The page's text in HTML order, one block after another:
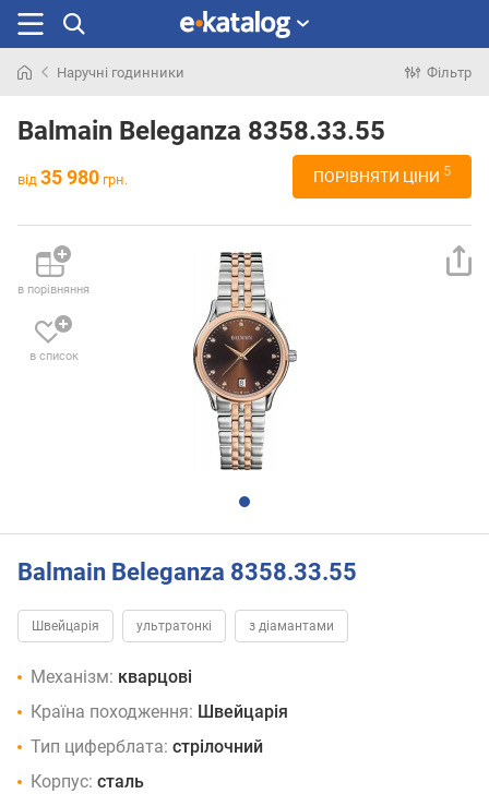
раніше
Наручні годинники Фільтр
Balmain Beleganza 8358.33.55
від 35 980 грн. ПОРІВНЯТИ ЦІНИ 5
в порівняння
в список
Balmain Beleganza 8358.33.55
Швейцарія ультратонкі з діамантами
Механізм: кварцові
Країна походження: Швейцарія
Тип циферблата: стрілочний
Корпус: сталь